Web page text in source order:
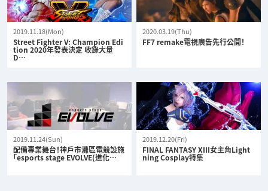
2019.11.18(Mon)
Street Fighter V: Champion Edi
tion 2020年發表決定 收錄大量
D…
2020.03.19(Thu)
FF7 remake電視廣告先行公開！
2019.11.24(Sun)
配備專業舞台！神戶市灘區電競設施
「esports stage EVOLVE(進化…
2019.12.20(Fri)
FINAL FANTASY XIII女主角Light
ning Cosplay特集